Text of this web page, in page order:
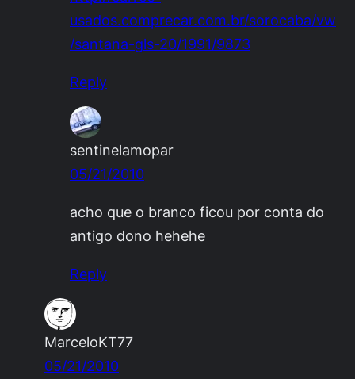
usados.comprecar.com.br/sorocaba/vw
/santana-gls-20/1991/9873
Reply
sentinelamopar
05/21/2010
acho que o branco ficou por conta do
antigo dono hehehe
Reply
MarceloKT77
05/21/2010